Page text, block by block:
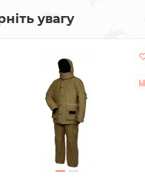
увагу